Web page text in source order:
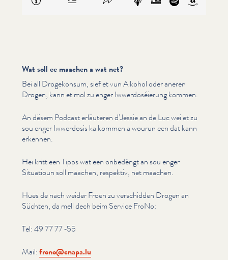
Wat soll ee maachen a wat net?
Bei all Drogekonsum, sief et vun Alkohol oder aneren
Drogen, kann et mol zu enger Iww­er­doséierung kommen.
An dësem Podcast erläuteren d’Jessie an de Luc wei et zu
sou enger Iwwerdosis ka kommen a wourun een dat kann
erkennen.
Hei kritt een Tipps wat een onbedéngt an sou enger
Situatioun soll maachen, respektiv, net maachen.
Hues de nach weider Froen zu verschidden Drogen an
Süchten, da mell dech beim Service FroNo:
Tel: 49 77 77 ‑55
Mail:frono@​cnapa.​lu